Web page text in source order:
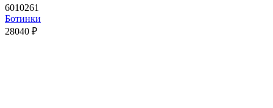
6010261
Ботинки
28040 ₽